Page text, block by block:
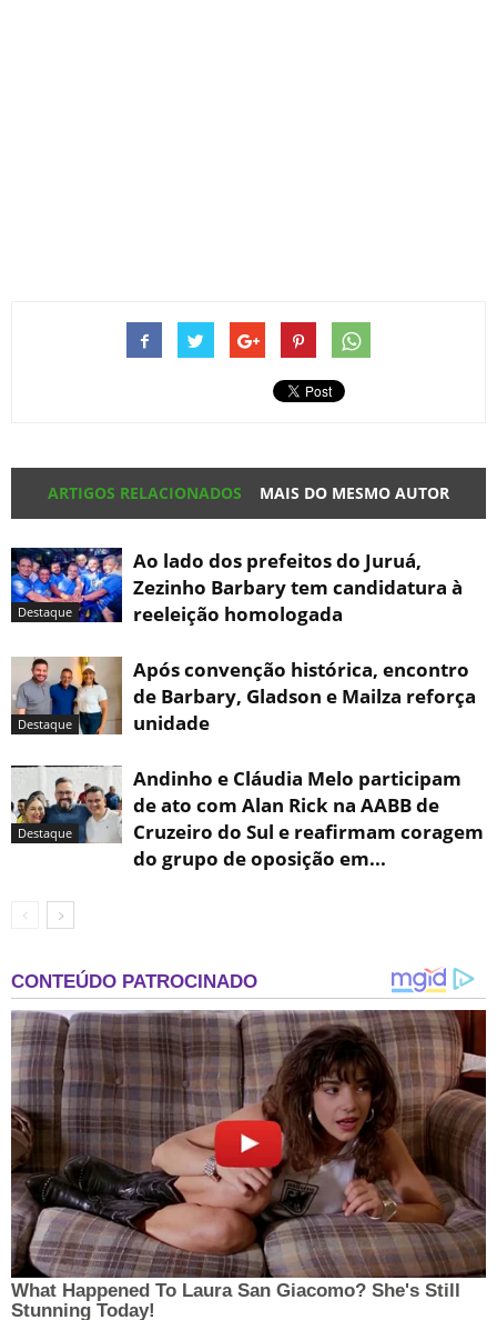
ARTIGOS RELACIONADOS MAIS DO MESMO AUTOR
Destaque
Ao lado dos prefeitos do Juruá,
Zezinho Barbary tem candidatura à
reeleição homologada
Destaque
Após convenção histórica, encontro
de Barbary, Gladson e Mailza reforça
unidade
Destaque
Andinho e Cláudia Melo participam
de ato com Alan Rick na AABB de
Cruzeiro do Sul e reafirmam coragem
do grupo de oposição em...